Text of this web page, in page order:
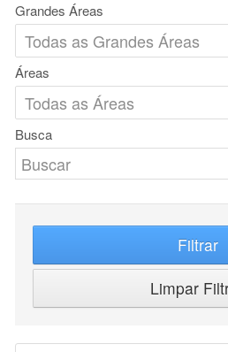
Grandes Áreas
Áreas
Busca
Filtrar
Limpar